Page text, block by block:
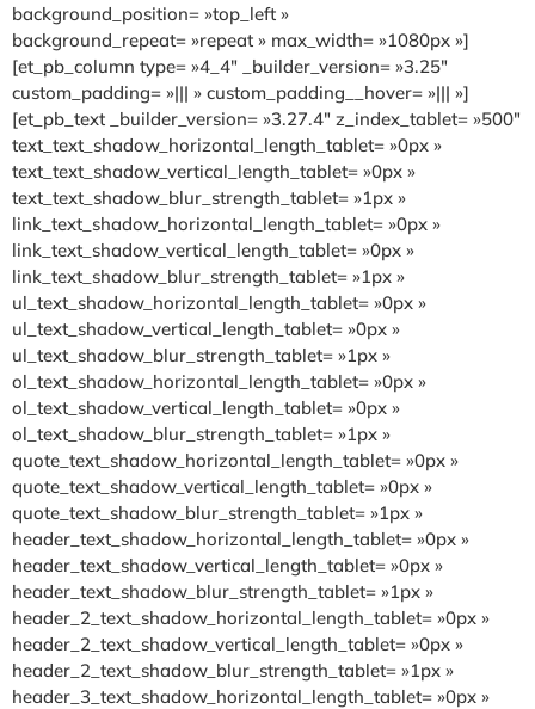
background_position= »top_left »
background_repeat= »repeat » max_width= »1080px »]
[et_pb_column type= »4_4″ _builder_version= »3.25″
custom_padding= »||| » custom_padding__hover= »||| »]
[et_pb_text _builder_version= »3.27.4″ z_index_tablet= »500″
text_text_shadow_horizontal_length_tablet= »0px »
text_text_shadow_vertical_length_tablet= »0px »
text_text_shadow_blur_strength_tablet= »1px »
link_text_shadow_horizontal_length_tablet= »0px »
link_text_shadow_vertical_length_tablet= »0px »
link_text_shadow_blur_strength_tablet= »1px »
ul_text_shadow_horizontal_length_tablet= »0px »
ul_text_shadow_vertical_length_tablet= »0px »
ul_text_shadow_blur_strength_tablet= »1px »
ol_text_shadow_horizontal_length_tablet= »0px »
ol_text_shadow_vertical_length_tablet= »0px »
ol_text_shadow_blur_strength_tablet= »1px »
quote_text_shadow_horizontal_length_tablet= »0px »
quote_text_shadow_vertical_length_tablet= »0px »
quote_text_shadow_blur_strength_tablet= »1px »
header_text_shadow_horizontal_length_tablet= »0px »
header_text_shadow_vertical_length_tablet= »0px »
header_text_shadow_blur_strength_tablet= »1px »
header_2_text_shadow_horizontal_length_tablet= »0px »
header_2_text_shadow_vertical_length_tablet= »0px »
header_2_text_shadow_blur_strength_tablet= »1px »
header_3_text_shadow_horizontal_length_tablet= »0px »